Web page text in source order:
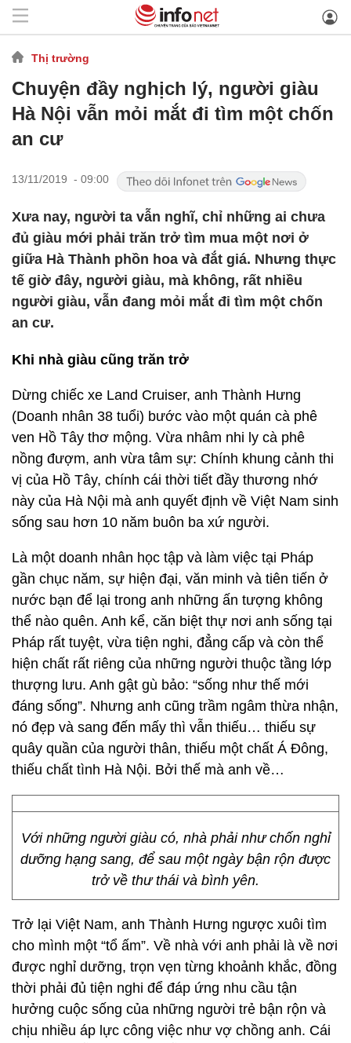
Thị trường
Chuyện đầy nghịch lý, người giàu
Hà Nội vẫn mỏi mắt đi tìm một chốn
an cư
13/11/2019 - 09:00
Xưa nay, người ta vẫn nghĩ, chỉ những ai chưa
đủ giàu mới phải trăn trở tìm mua một nơi ở
giữa Hà Thành phồn hoa và đắt giá. Nhưng thực
tế giờ đây, người giàu, mà không, rất nhiều
người giàu, vẫn đang mỏi mắt đi tìm một chốn
an cư.
Khi nhà giàu cũng trăn trở
Dừng chiếc xe Land Cruiser, anh Thành Hưng
(Doanh nhân 38 tuổi) bước vào một quán cà phê
ven Hồ Tây thơ mộng. Vừa nhâm nhi ly cà phê
nồng đượm, anh vừa tâm sự: Chính khung cảnh thi
vị của Hồ Tây, chính cái thời tiết đầy thương nhớ
này của Hà Nội mà anh quyết định về Việt Nam sinh
sống sau hơn 10 năm buôn ba xứ người.
Là một doanh nhân học tập và làm việc tại Pháp
gần chục năm, sự hiện đại, văn minh và tiên tiến ở
nước bạn để lại trong anh những ấn tượng không
thể nào quên. Anh kể, căn biệt thự nơi anh sống tại
Pháp rất tuyệt, vừa tiện nghi, đẳng cấp và còn thể
hiện chất rất riêng của những người thuộc tầng lớp
thượng lưu. Anh gật gù bảo: “sống như thế mới
đáng sống”. Nhưng anh cũng trầm ngâm thừa nhận,
nó đẹp và sang đến mấy thì vẫn thiếu… thiếu sự
quây quần của người thân, thiếu một chất Á Đông,
thiếu chất tình Hà Nội. Bởi thế mà anh về…
Với những người giàu có, nhà phải như chốn nghỉ
dưỡng hạng sang, để sau một ngày bận rộn được
trở về thư thái và bình yên.
Trở lại Việt Nam, anh Thành Hưng ngược xuôi tìm
cho mình một “tổ ấm”. Về nhà với anh phải là về nơi
được nghỉ dưỡng, trọn vẹn từng khoảnh khắc, đồng
thời phải đủ tiện nghi để đáp ứng nhu cầu tận
hưởng cuộc sống của những người trẻ bận rộn và
chịu nhiều áp lực công việc như vợ chồng anh. Cái